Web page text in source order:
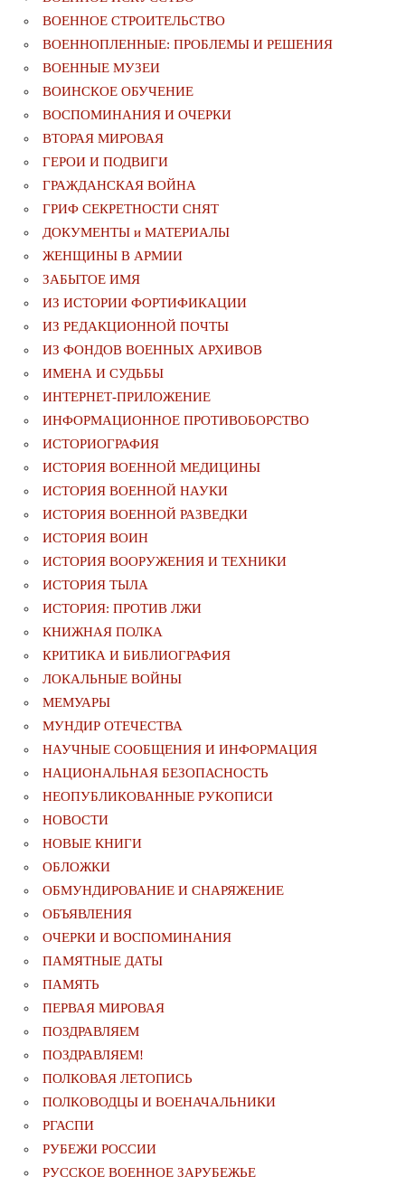
ВОЕННОЕ СТРОИТЕЛЬСТВО
ВОЕННОПЛЕННЫЕ: ПРОБЛЕМЫ И РЕШЕНИЯ
ВОЕННЫЕ МУЗЕИ
ВОИНСКОЕ ОБУЧЕНИЕ
ВОСПОМИНАНИЯ И ОЧЕРКИ
ВТОРАЯ МИРОВАЯ
ГЕРОИ И ПОДВИГИ
ГРАЖДАНСКАЯ ВОЙНА
ГРИФ СЕКРЕТНОСТИ СНЯТ
ДОКУМЕНТЫ и МАТЕРИАЛЫ
ЖЕНЩИНЫ В АРМИИ
ЗАБЫТОЕ ИМЯ
ИЗ ИСТОРИИ ФОРТИФИКАЦИИ
ИЗ РЕДАКЦИОННОЙ ПОЧТЫ
ИЗ ФОНДОВ ВОЕННЫХ АРХИВОВ
ИМЕНА И СУДЬБЫ
ИНТЕРНЕТ-ПРИЛОЖЕНИЕ
ИНФОРМАЦИОННОЕ ПРОТИВОБОРСТВО
ИСТОРИОГРАФИЯ
ИСТОРИЯ ВОЕННОЙ МЕДИЦИНЫ
ИСТОРИЯ ВОЕННОЙ НАУКИ
ИСТОРИЯ ВОЕННОЙ РАЗВЕДКИ
ИСТОРИЯ ВОИН
ИСТОРИЯ ВООРУЖЕНИЯ И ТЕХНИКИ
ИСТОРИЯ ТЫЛА
ИСТОРИЯ: ПРОТИВ ЛЖИ
КНИЖНАЯ ПОЛКА
КРИТИКА И БИБЛИОГРАФИЯ
ЛОКАЛЬНЫЕ ВОЙНЫ
МЕМУАРЫ
МУНДИР ОТЕЧЕСТВА
НАУЧНЫЕ СООБЩЕНИЯ И ИНФОРМАЦИЯ
НАЦИОНАЛЬНАЯ БЕЗОПАСНОСТЬ
НЕОПУБЛИКОВАННЫЕ РУКОПИСИ
НОВОСТИ
НОВЫЕ КНИГИ
ОБЛОЖКИ
ОБМУНДИРОВАНИЕ И СНАРЯЖЕНИЕ
ОБЪЯВЛЕНИЯ
ОЧЕРКИ И ВОСПОМИНАНИЯ
ПАМЯТНЫЕ ДАТЫ
ПАМЯТЬ
ПЕРВАЯ МИРОВАЯ
ПОЗДРАВЛЯЕМ
ПОЗДРАВЛЯЕМ!
ПОЛКОВАЯ ЛЕТОПИСЬ
ПОЛКОВОДЦЫ И ВОЕНАЧАЛЬНИКИ
РГАСПИ
РУБЕЖИ РОССИИ
РУССКОЕ ВОЕННОЕ ЗАРУБЕЖЬЕ